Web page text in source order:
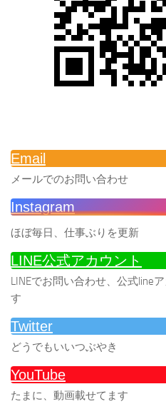
Email
メールでのお問い合わせ
Instagram
ほぼ毎日、仕事ぶりを更新
LINE公式アカウント
LINEでお問い合わせ、公式line
す
Twitter
どうでもいいつぶやき
YouTube
たまに、動画載せてます